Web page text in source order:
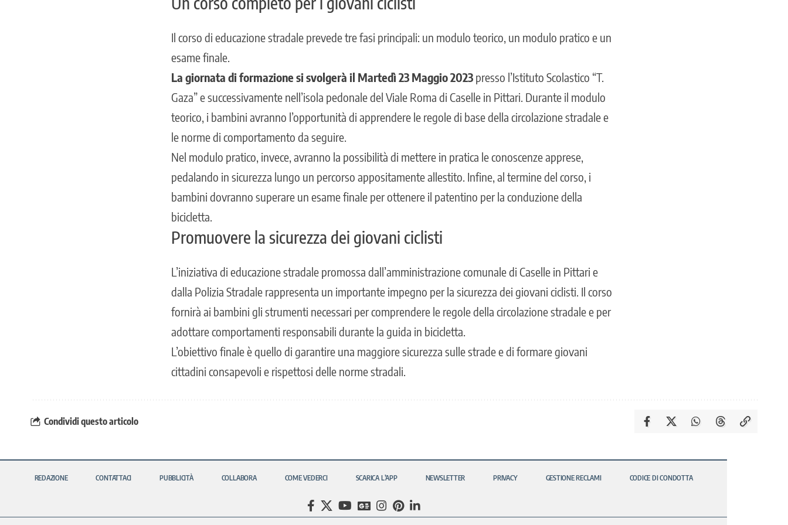
Il corso di educazione stradale prevede tre fasi principali: un modulo teorico, un modulo pratico e un
esame finale.
La giornata di formazione si svolgerà il Martedì 23 Maggio 2023 presso l’Istituto Scolastico “T.
Gaza” e successivamente nell’isola pedonale del Viale Roma di Caselle in Pittari. Durante il modulo
teorico, i bambini avranno l’opportunità di apprendere le regole di base della circolazione stradale e
le norme di comportamento da seguire.
Nel modulo pratico, invece, avranno la possibilità di mettere in pratica le conoscenze apprese,
pedalando in sicurezza lungo un percorso appositamente allestito. Infine, al termine del corso, i
bambini dovranno superare un esame finale per ottenere il patentino per la conduzione della
bicicletta.
Promuovere la sicurezza dei giovani ciclisti
L’iniziativa di educazione stradale promossa dall’amministrazione comunale di Caselle in Pittari e
dalla Polizia Stradale rappresenta un importante impegno per la sicurezza dei giovani ciclisti. Il corso
fornirà ai bambini gli strumenti necessari per comprendere le regole della circolazione stradale e per
adottare comportamenti responsabili durante la guida in bicicletta.
L’obiettivo finale è quello di garantire una maggiore sicurezza sulle stradee di formare giovani
cittadini consapevoli e rispettosi delle norme stradali.
Condividi questo articolo
REDAZIONE CONTATTACI PUBBLICITÀ COLLABORA COME VEDERCI SCARICA L’APP NEWSLETTER PRIVACY GESTIONE RECLAMI CODICE DI CONDOTTA